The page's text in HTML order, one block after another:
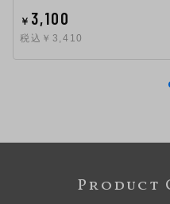
￥ 3,100
税込￥3,410
Product